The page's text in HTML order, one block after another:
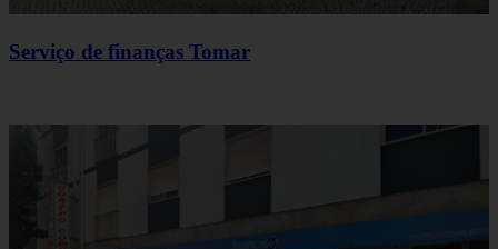
Serviço de finanças Tomar